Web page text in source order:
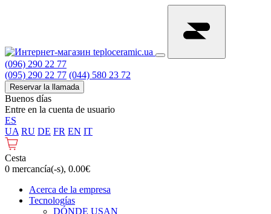
(096) 290 22 77
(095) 290 22 77 (044) 580 23 72
Reservar la llamada
Buenos días
Entre en la cuenta de usuario
ES
UA RU DE FR EN IT
Cesta
0 mercancía(-s), 0.00€
Acerca de la empresa
Tecnologías
DÓNDE USAN